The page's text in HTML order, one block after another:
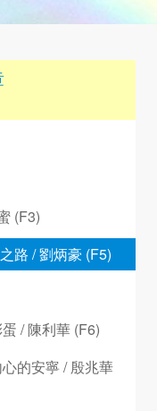
(F3)
路 / 劉炳豪 (F5)
/ 陳利華 (F6)
的安寧 / 殷兆華